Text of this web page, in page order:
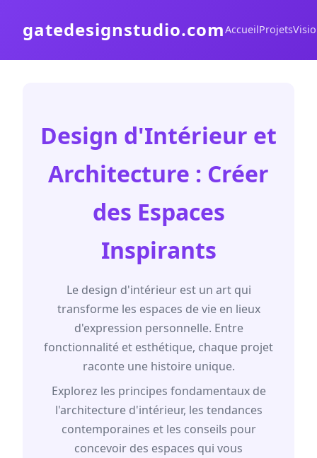
gatedesignstudio.comAccueilProjets
Design d'Intérieur et
Architecture : Créer
des Espaces
Inspirants
Le design d'intérieur est un art qui
transforme les espaces de vie en lieux
d'expression personnelle. Entre
fonctionnalité et esthétique, chaque projet
raconte une histoire unique.
Explorez les principes fondamentaux de
l'architecture d'intérieur, les tendances
contemporaines et les conseils pour
concevoir des espaces qui vous